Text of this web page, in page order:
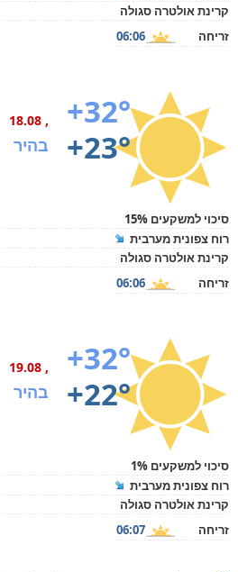
קרינת אולטרה סגולה
זריחה
06:06
+32°
+23°
, 18.08
בהיר
סיכוי למשקעים 15%
רוח צפונית מערבית
קרינת אולטרה סגולה
זריחה
06:06
+32°
+22°
, 19.08
בהיר
סיכוי למשקעים 1%
רוח צפונית מערבית
קרינת אולטרה סגולה
זריחה
06:07